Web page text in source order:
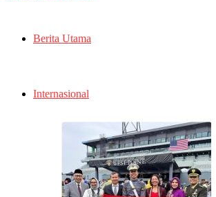
Berita Utama
Internasional